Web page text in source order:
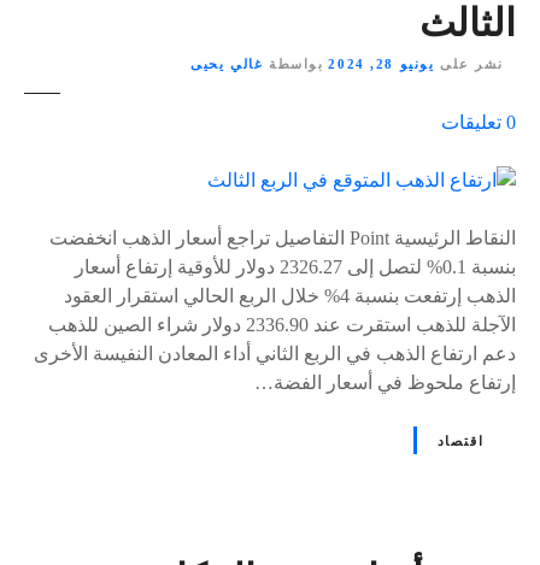
الثالث
نشر على يونيو 28, 2024 بواسطة غالي يحيى
0 تعليقات
ى
s
النقاط الرئيسية Point التفاصيل تراجع أسعار الذهب انخفضت
بنسبة 0.1% لتصل إلى 2326.27 دولار للأوقية إرتفاع أسعار
الذهب إرتفعت بنسبة 4% خلال الربع الحالي استقرار العقود
الآجلة للذهب استقرت عند 2336.90 دولار شراء الصين للذهب
دعم ارتفاع الذهب في الربع الثاني أداء المعادن النفيسة الأخرى
إرتفاع ملحوظ في أسعار الفضة…
اقتصاد